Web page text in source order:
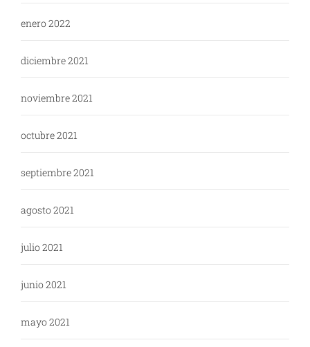
enero 2022
diciembre 2021
noviembre 2021
octubre 2021
septiembre 2021
agosto 2021
julio 2021
junio 2021
mayo 2021